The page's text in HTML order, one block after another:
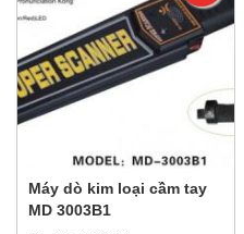
Máy dò kim loại cầm tay
MD 3003B1